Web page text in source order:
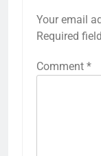
Your email
Required
Comment *